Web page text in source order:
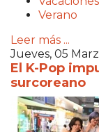
Verano
Leer más ...
Jueves, 05
El K-Pop
surcoreano